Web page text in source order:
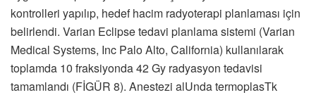
kontrolleri yapılıp, hedef hacim radyoterapi planlaması için
belirlendi. Varian Eclipse tedavi planlama sistemi (Varian
Medical Systems, Inc Palo Alto, California) kullanılarak
toplamda 10 fraksiyonda 42 Gy radyasyon tedavisi
tamamlandı (FİGÜR 8). Anestezi alUnda termoplasTk